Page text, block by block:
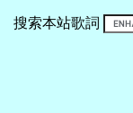
搜索本站歌詞